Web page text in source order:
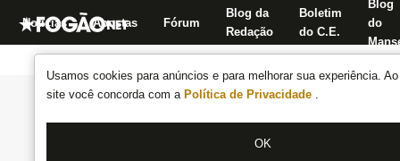
Usamos cookies para anúncios e para melhorar sua experiência.
site você concorda com a Política de Privacidade .
OK
Notícias Apostas Fórum
Blog da
Redação
Boletim
do C.E.
Blog
do